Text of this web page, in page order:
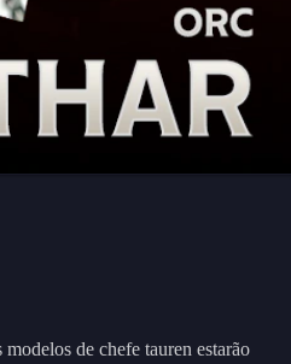
de chefe tauren estarão